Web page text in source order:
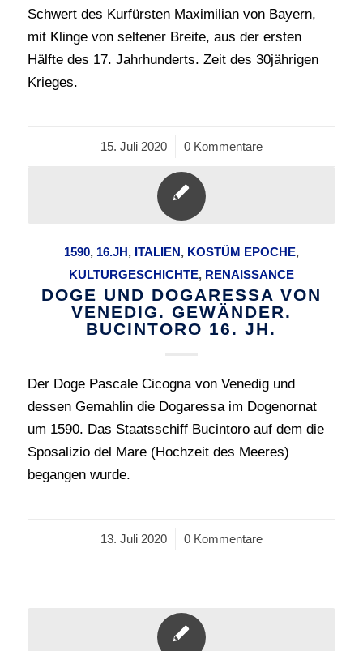
Schwert des Kurfürsten Maximilian von Bayern,
mit Klinge von seltener Breite, aus der ersten
Hälfte des 17. Jahrhunderts. Zeit des 30jährigen
Krieges.
15. Juli 2020
/ 0 Kommentare
1590, 16.JH, ITALIEN, KOSTÜM EPOCHE,
KULTURGESCHICHTE, RENAISSANCE
DOGE UND DOGARESSA VON
VENEDIG. GEWÄNDER.
BUCINTORO 16. JH.
Der Doge Pascale Cicogna von Venedig und
dessen Gemahlin die Dogaressa im Dogenornat
um 1590. Das Staatsschiff Bucintoro auf dem die
Sposalizio del Mare (Hochzeit des Meeres)
begangen wurde.
13. Juli 2020
/ 0 Kommentare